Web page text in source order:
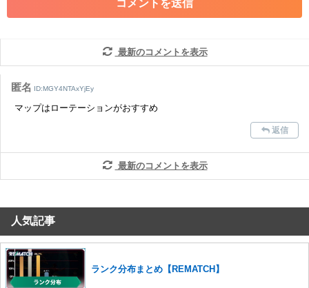
・その他、管理者が不適切と判断した投稿
コメントの削除を申請する※投稿内容を確認後、順次対応さ
せていただきます。ご了承ください。
さい。
また、過度な利用規約の違反や、弊社に損害の及ぶ内容の書き込みがあ
かじめご理解くださいませ。
最新のコメントを表示
匿名 ID:MGY4NTAxYjEy
マップはローテーションがおすすめ
返信
最新のコメントを表示
人気記事
ランク分布まとめ【REMATCH】